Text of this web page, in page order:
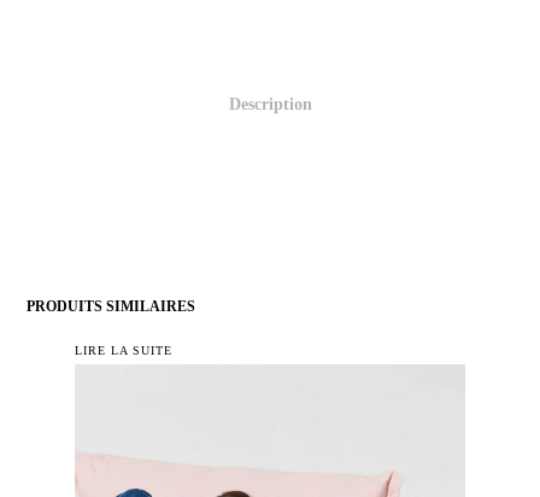
Description
PRODUITS SIMILAIRES
LIRE LA SUITE